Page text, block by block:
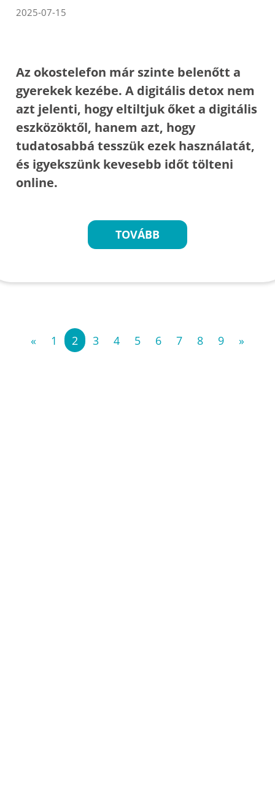
2025-07-15
Az okostelefon már szinte belenőtt a
gyerekek kezébe. A digitális detox nem
azt jelenti, hogy eltiltjuk őket a digitális
eszközöktől, hanem azt, hogy
tudatosabbá tesszük ezek használatát,
és igyekszünk kevesebb időt tölteni
online.
TOVÁBB
« 1 2 3 4 5 6 7 8 9 »